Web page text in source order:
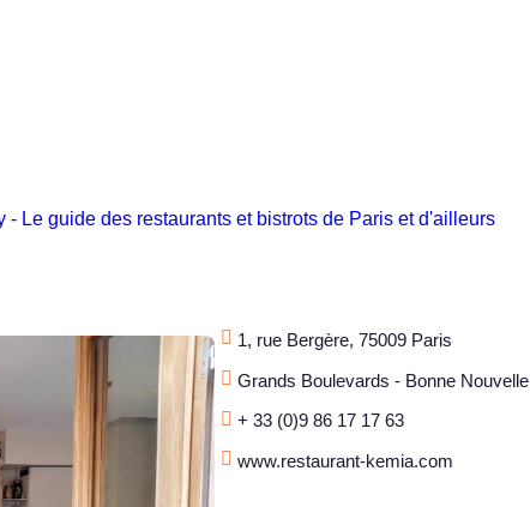
1, rue Bergère, 75009 Paris
Grands Boulevards - Bonne Nouvelle
+ 33 (0)9 86 17 17 63
www.restaurant-kemia.com